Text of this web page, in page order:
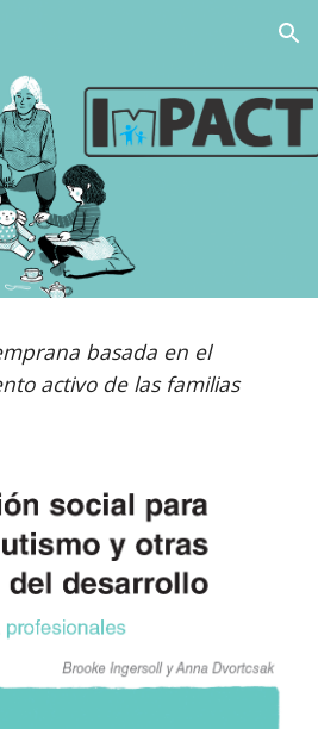
Skip to navigation
basada en el
activo de las familias